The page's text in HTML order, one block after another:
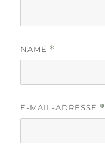
NAME *
E-MAIL-ADRESSE *